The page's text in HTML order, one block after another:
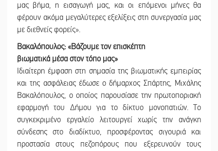
μας βήμα, η εισαγωγή μας, και οι επόμενοι μήνες θα
φέρουν ακόμα μεγαλύτερες εξελίξεις στη συνεργασία μας
με διεθνείς φορείς».
Βακαλόπουλος: «Βάζουμε τον επισκέπτη
βιωματικά μέσα στον τόπο μας»
Ιδιαίτερη έμφαση στη σημασία της βιωματικής εμπειρίας
και της ασφάλειας έδωσε ο δήμαρχος Σπάρτης, Μιχάλης
Βακαλόπουλος, ο οποίος παρουσίασε την πρωτοποριακή
εφαρμογή του Δήμου για το δίκτυο μονοπατιών. Το
συγκεκριμένο εργαλείο λειτουργεί χωρίς την ανάγκη
σύνδεσης στο διαδίκτυο, προσφέροντας σιγουριά και
προστασία στους πεζοπόρους που εξερευνούν τους